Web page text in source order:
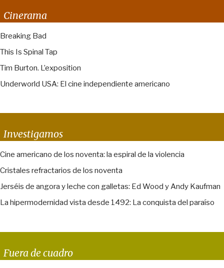
Cinerama
Breaking Bad
This Is Spinal Tap
Tim Burton. L’exposition
Underworld USA: El cine independiente americano
Investigamos
Cine americano de los noventa: la espiral de la violencia
Cristales refractarios de los noventa
Jerséis de angora y leche con galletas: Ed Wood y Andy Kaufman
La hipermodernidad vista desde 1492: La conquista del paraíso
Fuera de cuadro